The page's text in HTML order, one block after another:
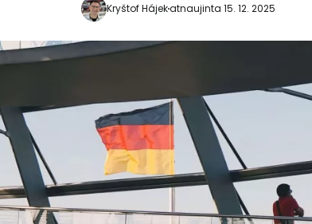
Kryštof Hájekatnaujinta 15. 12. 2025